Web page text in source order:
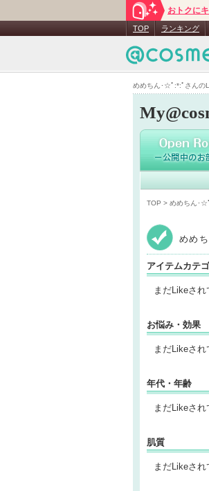
めめちん･☆ﾟ:*:ﾟさんの
おトクに
TOP ランキング
TOP > めめちん･☆
めめ
アイテムカテ
まだLikeされ
お悩み・効果
まだLikeされ
年代・年齢
まだLikeされ
肌質
まだLikeされ